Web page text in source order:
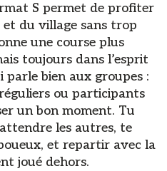
S permet de profiter
et du village sans trop
une course plus
toujours dans l’esprit
parle bien aux groupes :
ou participants
un bon moment. Tu
les autres, te
et repartir avec la
joué dehors.